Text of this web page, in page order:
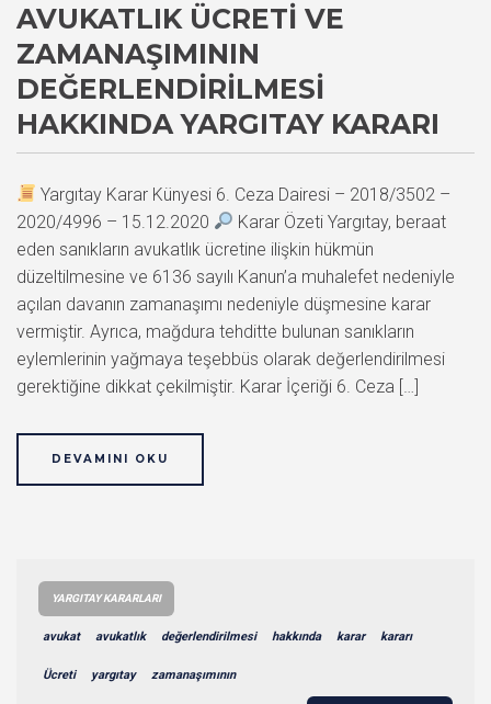
AVUKATLIK ÜCRETI VE
ZAMANAŞIMININ
DEĞERLENDIRILMESI
HAKKINDA YARGITAY KARARI
Yargıtay Karar Künyesi 6. Ceza Dairesi – 2018/3502 –
2020/4996 – 15.12.2020
Karar Özeti Yargıtay, beraat
eden sanıkların avukatlık ücretine ilişkin hükmün
düzeltilmesine ve 6136 sayılı Kanun’a muhalefet nedeniyle
açılan davanın zamanaşımı nedeniyle düşmesine karar
vermiştir. Ayrıca, mağdura tehditte bulunan sanıkların
eylemlerinin yağmaya teşebbüs olarak değerlendirilmesi
gerektiğine dikkat çekilmiştir. Karar İçeriği 6. Ceza […]
DEVAMINI OKU
YARGITAY KARARLARI
avukat avukatlık değerlendirilmesi hakkında karar kararı
Ücreti yargıtay zamanaşımının